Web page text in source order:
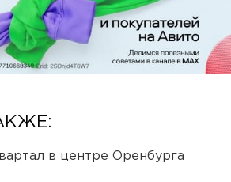
в центре Оренбурга